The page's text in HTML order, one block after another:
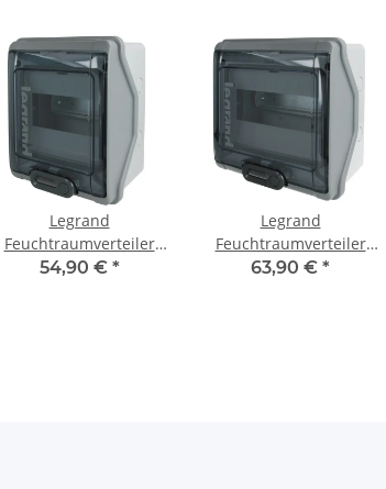
Legrand
Feuchtraumverteiler
Aufputz 1 x 6 TE 601976
54,90 € *
Legrand
Feuchtraumverteiler
Aufputz 1 x 8 TE 601978
63,90 € *